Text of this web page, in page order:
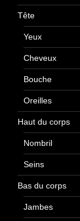
Tête
Yeux
Cheveux
Bouche
Oreilles
Haut du corps
Nombril
Seins
Bas du corps
Jambes